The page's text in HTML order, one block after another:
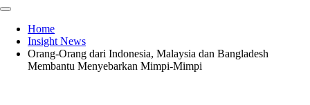
Home
Insight News
Orang-Orang dari Indonesia, Malaysia dan Bangladesh
Membantu Menyebarkan Mimpi-Mimpi